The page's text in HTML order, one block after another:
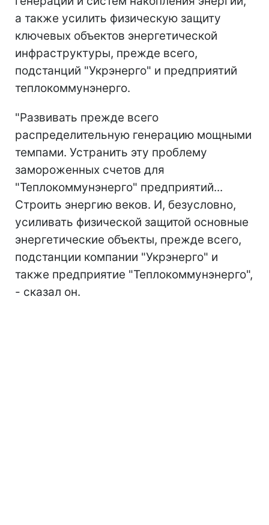
а также усилить физическую защиту
ключевых объектов энергетической
инфраструктуры, прежде всего,
подстанций "Укрэнерго" и предприятий
теплокоммунэнерго.
"Развивать прежде всего
распределительную генерацию мощными
темпами. Устранить эту проблему
замороженных счетов для
"Теплокоммунэнерго" предприятий...
Строить энергию веков. И, безусловно,
усиливать физической защитой основные
энергетические объекты, прежде всего,
подстанции компании "Укрэнерго" и
также предприятие "Теплокоммунэнерго",
- сказал он.